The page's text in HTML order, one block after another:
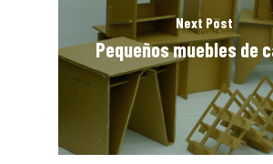
Next Post
Pequeños muebles de